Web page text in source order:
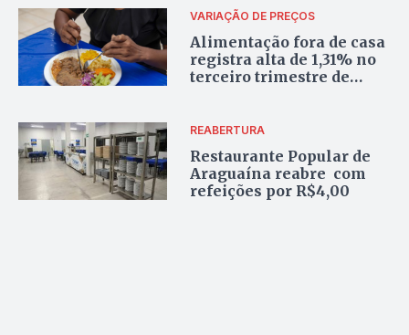
VARIAÇÃO DE PREÇOS
Alimentação fora de casa
registra alta de 1,31% no
terceiro trimestre de
REABERTURA
Restaurante Popular de
Araguaína reabre com
refeições por R$4,00